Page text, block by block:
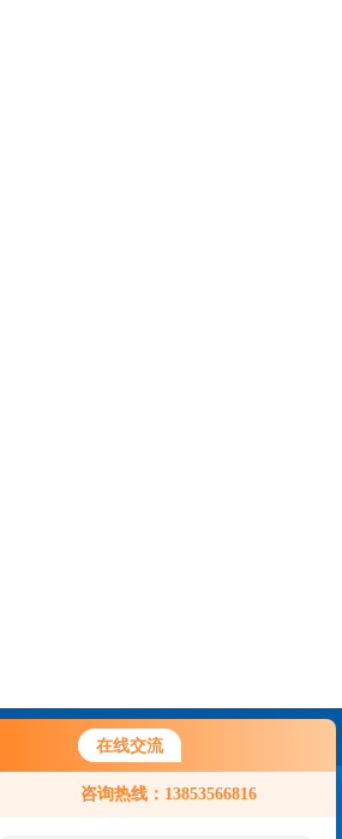
在线交流
咨询热线：13853566816
联系我们